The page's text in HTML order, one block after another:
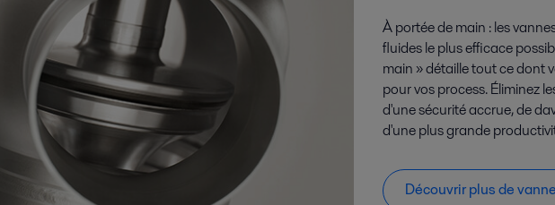
À portée de main : les
fluides le plus efficace
main » détaille tout ce dont
pour vos process. Éliminez
d'une sécurité accrue, de
d'une plus grande
Découvrir plus de